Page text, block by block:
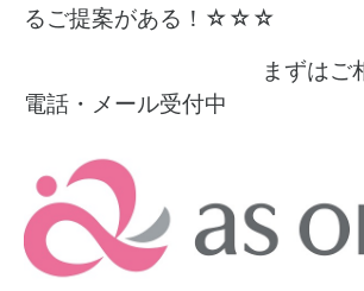
るご提案がある！☆☆☆
まずはご相談
電話・メール受付中